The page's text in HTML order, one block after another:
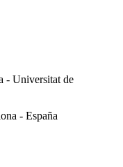
- Universitat de
- España